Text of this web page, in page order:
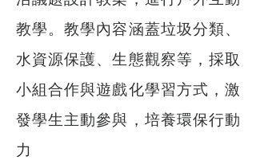
教學。教學內容涵蓋垃圾分類、
水資源保護、生態觀察等，採取
小組合作與遊戲化學習方式，激
發學生主動參與，培養環保行動
力